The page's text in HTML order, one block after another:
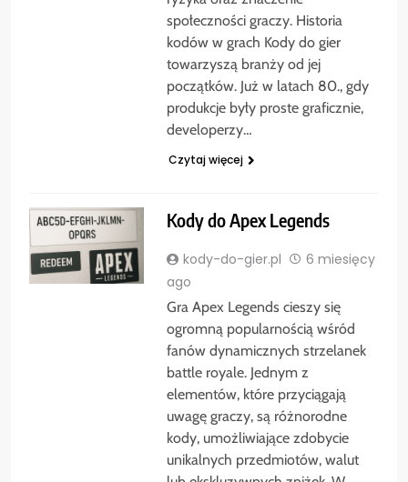
społeczności graczy. Historia
kodów w grach Kody do gier
towarzyszą branży od jej
początków. Już w latach 80., gdy
produkcje były proste graficznie,
developerzy…
Czytaj więcej
Kody do Apex Legends
kody-do-gier.pl
6 miesięcy
ago
Gra Apex Legends cieszy się
ogromną popularnością wśród
fanów dynamicznych strzelanek
battle royale. Jednym z
elementów, które przyciągają
uwagę graczy, są różnorodne
kody, umożliwiające zdobycie
unikalnych przedmiotów, walut